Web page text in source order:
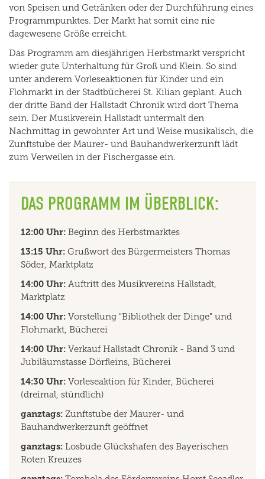
von Speisen und Getränken oder der Durchführung eines
Programmpunktes. Der Markt hat somit eine nie
dagewesene Größe erreicht.
Das Programm am diesjährigen Herbstmarkt verspricht
wieder gute Unterhaltung für Groß und Klein. So sind
unter anderem Vorleseaktionen für Kinder und ein
Flohmarkt in der Stadtbücherei St. Kilian geplant. Auch
der dritte Band der Hallstadt Chronik wird dort Thema
sein. Der Musikverein Hallstadt untermalt den
Nachmittag in gewohnter Art und Weise musikalisch, die
Zunftstube der Maurer- und Bauhandwerkerzunft lädt
zum Verweilen in der Fischergasse ein.
DAS PROGRAMM IM ÜBERBLICK:
12:00 Uhr: Beginn des Herbstmarktes
13:15 Uhr: Grußwort des Bürgermeisters Thomas
Söder, Marktplatz
14:00 Uhr: Auftritt des Musikvereins Hallstadt,
Marktplatz
14:00 Uhr: Vorstellung "Bibliothek der Dinge" und
Flohmarkt, Bücherei
14:00 Uhr: Verkauf Hallstadt Chronik - Band 3 und
Jubiläumstasse Dörfleins, Bücherei
14:30 Uhr: Vorleseaktion für Kinder, Bücherei
(dreimal, stündlich)
ganztags: Zunftstube der Maurer- und
Bauhandwerkerzunft geöffnet
ganztags: Losbude Glückshafen des Bayerischen
Roten Kreuzes